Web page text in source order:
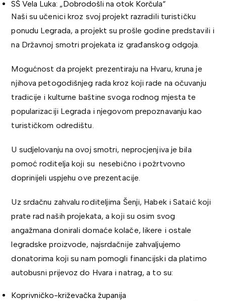
SŠ Vela Luka: „Dobrodošli na otok Korčula“
Naši su učenici kroz svoj projekt razradili turističku
ponudu Legrada, a projekt su prošle godine predstavili i
na Državnoj smotri projekata iz građanskog odgoja.
Mogućnost da projekt prezentiraju na Hvaru, kruna je
njihova petogodišnjeg rada kroz koji rade na očuvanju
tradicije i kulturne baštine svoga rodnog mjesta te
popularizaciji Legrada i njegovom prepoznavanju kao
turističkom odredištu.
U sudjelovanju na ovoj smotri, neprocjenjiva je bila
pomoć roditelja koji su nesebično i požrtvovno
doprinijeli uspjehu ove prezentacije.
Uz srdačnu zahvalu roditeljima Šenji, Habek i Sataić koji
prate rad naših projekata, a koji su osim svog
angažmana donirali domaće kolače, likere i ostale
legradske proizvode, najsrdačnije zahvaljujemo
donatorima koji su nam pomogli financijski da platimo
autobusni prijevoz do Hvara i natrag, a to su:
Koprivničko-križevačka županija